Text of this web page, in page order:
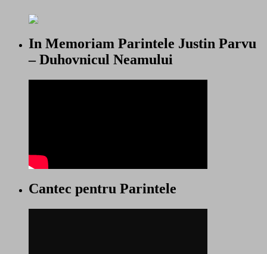
In Memoriam Parintele Justin Parvu
– Duhovnicul Neamului
Cantec pentru Parintele